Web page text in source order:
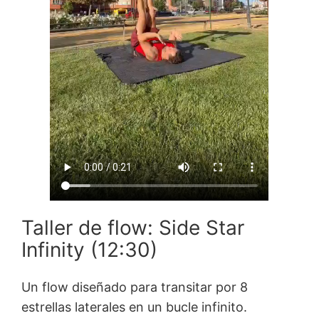
Taller de flow: Side Star
Infinity (12:30)
Un flow diseñado para transitar por 8
estrellas laterales en un bucle infinito.